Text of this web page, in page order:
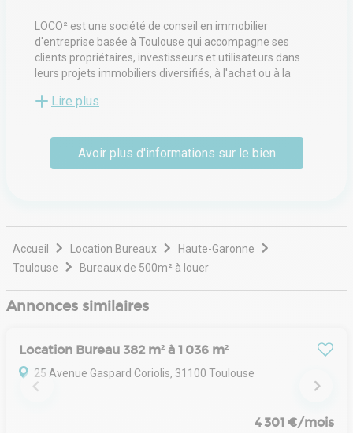
LOCO² est une société de conseil en immobilier
d'entreprise basée à Toulouse qui accompagne ses
clients propriétaires, investisseurs et utilisateurs dans
leurs projets immobiliers diversifiés, à l'achat ou à la
Lire plus
Avoir plus d'informations sur le bien
Accueil Location Bureaux
Haute-Garonne
Toulouse
Bureaux de 500m² à louer
Annonces similaires
Location Bureau 382 m² à 1 036 m²
25 Avenue Gaspard Coriolis, 31100 Toulouse
4 301 €/mois